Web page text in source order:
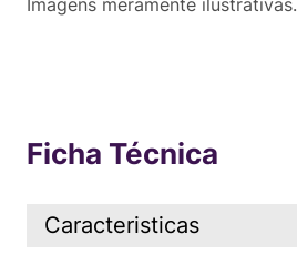
Ficha Técnica
Caracteristicas